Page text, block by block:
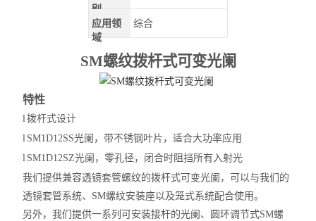
别
应用领
域
综合
SM螺纹拨杆式可变光阑
特性
l拨杆式设计
l SM1D12SS光阑，带不锈钢叶片，适合大功率应用
l SM1D12SZ光阑，零孔径，闭合时阻挡所有入射光
我们提供兼容透镜套管螺纹的拨杆式可变光阑，可以与我们的
透镜套管系统、SM螺纹安装座以及笼式系统配合使用。
另外，我们提供一系列可安装接杆的光阑、圆环调节式SM螺